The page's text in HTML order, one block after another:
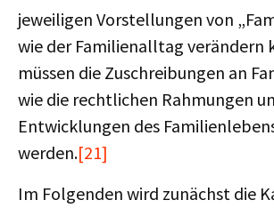
jeweiligen Vorstellungen von
wie der Familienalltag verändern
müssen die Zuschreibungen an
wie die rechtlichen Rahmungen
Entwicklungen des
werden.[21]
Im Folgenden wird zunächst die